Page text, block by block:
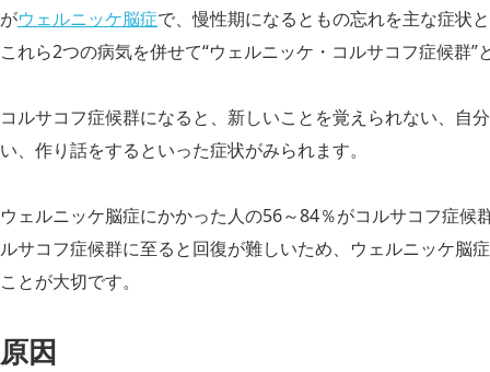
がウェルニッケ脳症で、慢性期になるともの忘れを主な症状
これら2つの病気を併せて“ウェルニッケ・コルサコフ症候群”
コルサコフ症候群になると、新しいことを覚えられない、自
い、作り話をするといった症状がみられます。
ウェルニッケ脳症にかかった人の56～84％がコルサコフ症候
ルサコフ症候群に至ると回復が難しいため、ウェルニッケ脳
ことが大切です。
原因